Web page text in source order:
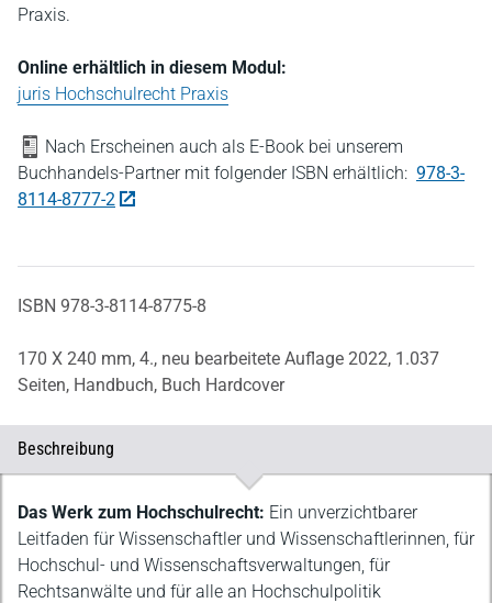
Praxis.
Online erhältlich in diesem Modul:
juris Hochschulrecht Praxis
Nach Erscheinen auch als E-Book bei unserem
Buchhandels-Partner mit folgender ISBN erhältlich: 978-3-
8114-8777-2
ISBN 978-3-8114-8775-8
170 X 240 mm, 4., neu bearbeitete Auflage 2022, 1.037
Seiten, Handbuch, Buch Hardcover
Beschreibung
Beschreibung
Das Werk zum Hochschulrecht: Ein unverzichtbarer
Leitfaden für Wissenschaftler und Wissenschaftlerinnen, für
Hochschul- und Wissenschaftsverwaltungen, für
Rechtsanwälte und für alle an Hochschulpolitik